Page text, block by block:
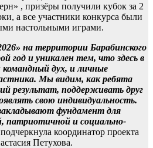
, призёры получили кубок за 2
а все участники конкурса были
настольными играми.
на территории Барабинского
год и уникален тем, что здесь в
дух, и личные
Мы видим, как ребята
результат, поддерживать друг
свою индивидуальность.
фундамент для
патриотичной и социально-
координатор проекта
Петухова.